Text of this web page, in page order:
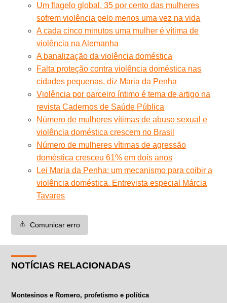
Um flagelo global. 35 por cento das mulheres
sofrem violência pelo menos uma vez na vida
A cada cinco minutos uma mulher é vítima de
violência na Alemanha
A banalização da violência doméstica
Falta proteção contra violência doméstica nas
cidades pequenas, diz Maria da Penha
Violência por parceiro íntimo é tema de artigo na
revista Cadernos de Saúde Pública
Número de mulheres vítimas de abuso sexual e
violência doméstica crescem no Brasil
Número de mulheres vítimas de agressão
doméstica cresceu 61% em dois anos
Lei Maria da Penha: um mecanismo para coibir a
violência doméstica. Entrevista especial Márcia
Tavares
⚠️ Comunicar erro
NOTÍCIAS RELACIONADAS
Montesinos e Romero, profetismo e política